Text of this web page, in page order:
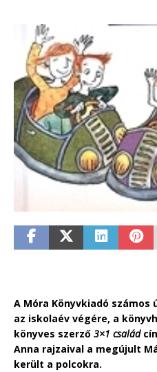
A Móra Könyvkiadó
az iskolaév végére, a
könyves szerző 3×1 család
Anna rajzaival a megújult
került a polcokra.